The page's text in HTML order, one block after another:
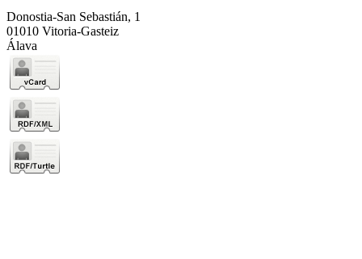
Donostia-San Sebastián, 1
01010 Vitoria-Gasteiz
Álava